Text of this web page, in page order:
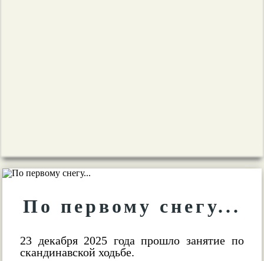
По первому снегу...
23 декабря 2025 года прошло занятие по
скандинавской ходьбе.